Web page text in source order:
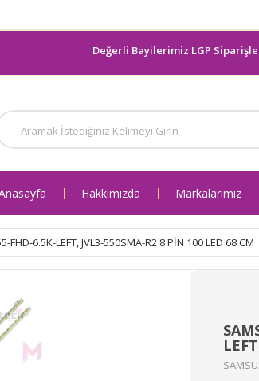
Değerli Bayilerimiz LGP
Hakkımızda Markalarımız
FHD-6.5K-LEFT, JVL3-550SMA-R2 8 PİN 100 LED 68 CM